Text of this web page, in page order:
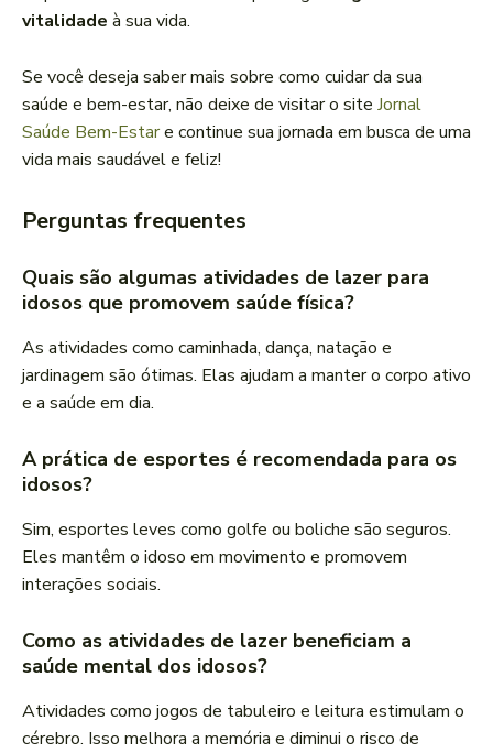
vitalidade à sua vida.
Se você deseja saber mais sobre como cuidar da sua
saúde e bem-estar, não deixe de visitar o site Jornal
Saúde Bem-Estare continue sua jornada em busca de uma
vida mais saudável e feliz!
Perguntas frequentes
Quais são algumas atividades de lazer para
idosos que promovem saúde física?
As atividades como caminhada, dança, natação e
jardinagem são ótimas. Elas ajudam a manter o corpo ativo
e a saúde em dia.
A prática de esportes é recomendada para os
idosos?
Sim, esportes leves como golfe ou boliche são seguros.
Eles mantêm o idoso em movimento e promovem
interações sociais.
Como as atividades de lazer beneficiam a
saúde mental dos idosos?
Atividades como jogos de tabuleiro e leitura estimulam o
cérebro. Isso melhora a memória e diminui o risco de